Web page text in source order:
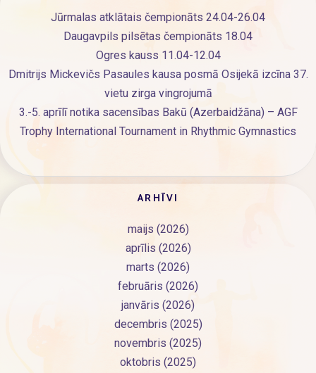
Jūrmalas atklātais čempionāts 24.04-26.04
Daugavpils pilsētas čempionāts 18.04
Ogres kauss 11.04-12.04
Dmitrijs Mickevičs Pasaules kausa posmā Osijekā izcīna 37.
vietu zirga vingrojumā
3.-5. aprīlī notika sacensības Bakū (Azerbaidžāna) – AGF
Trophy International Tournament in Rhythmic Gymnastics
ARHĪVI
maijs (2026)
aprīlis (2026)
marts (2026)
februāris (2026)
janvāris (2026)
decembris (2025)
novembris (2025)
oktobris (2025)